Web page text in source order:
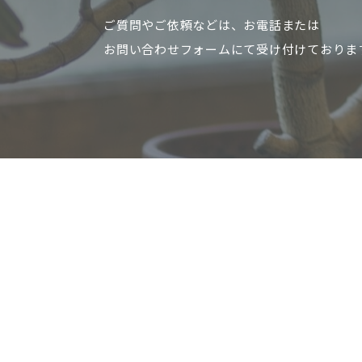
ご質問やご依頼などは、お電話または
お問い合わせフォームにて受け付けておりま